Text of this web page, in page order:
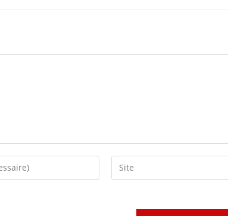
Saisir
l’URL